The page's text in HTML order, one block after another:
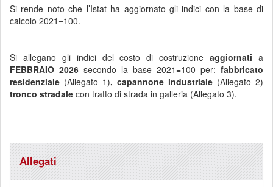
Si rende noto che l’Istat ha aggiornato gli indici con la base di
calcolo 2021=100.
Si allegano gli indici del costo di costruzioneaggiornatia
FEBBRAIO 2026 secondo la base 2021=100 per: fabbricato
residenziale (Allegato 1), capannone industriale (Allegato 2)
tronco stradale con tratto di strada in galleria (Allegato 3).
Allegati